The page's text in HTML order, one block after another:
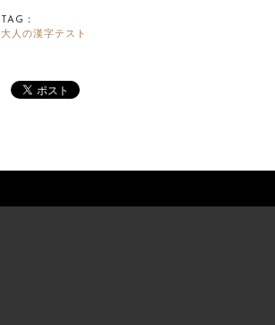
TAG：
大人の漢字テスト